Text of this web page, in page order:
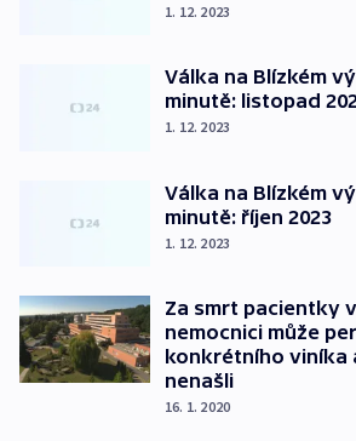
1. 12. 2023
Válka na Blízkém
minutě: listopad
1. 12. 2023
Válka na Blízkém
minutě: říjen 2023
1. 12. 2023
Za smrt pacientky
nemocnici může
konkrétního viníka
nenašli
16. 1. 2020